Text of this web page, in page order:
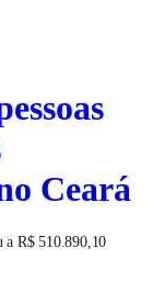
Ceará
a R$ 510.890,10